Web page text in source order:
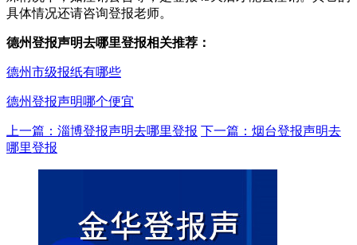
具体情况还请咨询登报老师。
德州登报声明去哪里登报相关推荐：
德州市级报纸有哪些
德州登报声明哪个便宜
上一篇：淄博登报声明去哪里登报 下一篇：烟台登报声明去
哪里登报